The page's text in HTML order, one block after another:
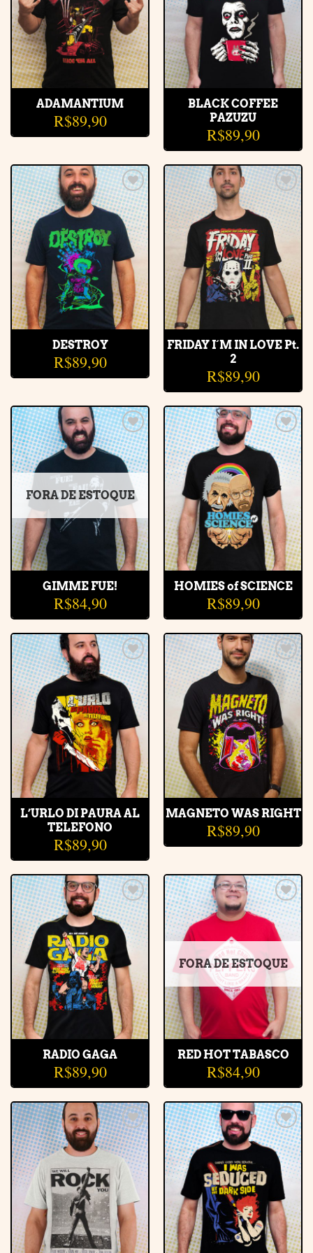
ADAMANTIUM
R$89,90
BLACK COFFEE
PAZUZU
R$89,90
Adicionar
à lista de
desejos
DESTROY
R$89,90
Adicionar
à lista de
desejos
FRIDAY I´M IN LOVE Pt.
2
R$89,90
Adicionar
à lista de
desejos
FORA DE ESTOQUE
GIMME FUE!
R$84,90
Adicionar
à lista de
desejos
HOMIES of SCIENCE
R$89,90
Adicionar
à lista de
desejos
L’URLO DI PAURA AL
TELEFONO
R$89,90
Adicionar
à lista de
desejos
MAGNETO WAS RIGHT
R$89,90
Adicionar
à lista de
desejos
RADIO GAGA
R$89,90
Adicionar
à lista de
FORA DE ESTOQUE
RED HOT TABASCO
R$84,90
Adicionar
à lista de
desejos
Adicionar
à lista de
desejos